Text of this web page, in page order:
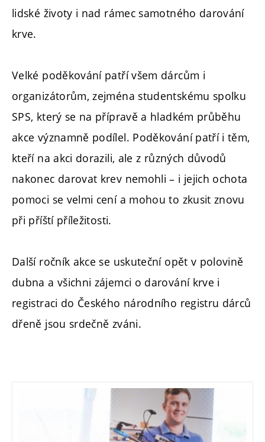
lidské životy i nad rámec samotného darování
krve.
Velké poděkování patří všem dárcům i
organizátorům, zejména studentskému spolku
SPS, který se na přípravě a hladkém průběhu
akce významně podílel. Poděkování patří i těm,
kteří na akci dorazili, ale z různých důvodů
nakonec darovat krev nemohli – i jejich ochota
pomoci se velmi cení a mohou to zkusit znovu
při příští příležitosti.
Další ročník akce se uskuteční opět v polovině
dubna a všichni zájemci o darování krve i
registraci do Českého národního registru dárců
dřeně jsou srdečně zváni.